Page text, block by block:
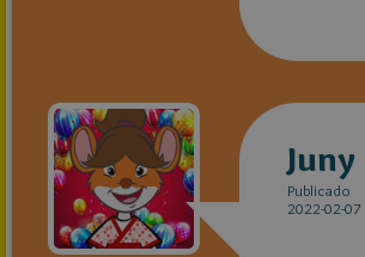
Juny
Publicado
2022-02-07